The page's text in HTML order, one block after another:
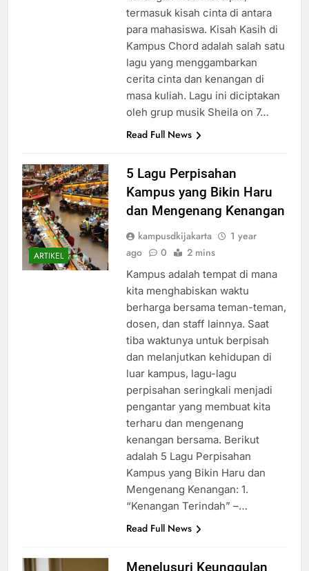
kenangan indah tercipta,
termasuk kisah cinta di antara
para mahasiswa. Kisah Kasih di
Kampus Chord adalah salah satu
lagu yang menggambarkan
cerita cinta dan kenangan di
masa kuliah. Lagu ini diciptakan
ARTIKEL
5 Lagu Perpisahan
Kampus yang Bikin Haru
dan Mengenang Kenangan
kampusdkijakarta
Kampus adalah tempat di mana
kita menghabiskan waktu
berharga bersama teman-teman,
dosen, dan staff lainnya. Saat
tiba waktunya untuk berpisah
dan melanjutkan kehidupan di
luar kampus, lagu-lagu
perpisahan seringkali menjadi
pengantar yang membuat kita
terharu dan mengenang
kenangan bersama. Berikut
adalah 5 Lagu Perpisahan
Kampus yang Bikin Haru dan
Mengenang Kenangan: 1.